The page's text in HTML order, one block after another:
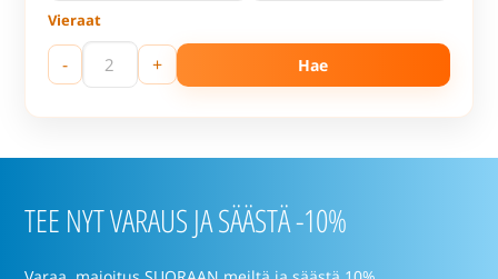
Vieraat
- + Hae
TEE NYT VARAUS JA SÄÄSTÄ -10%